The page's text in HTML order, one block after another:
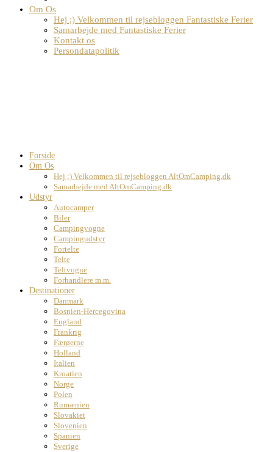
Om Os
Hej ;) Velkommen til rejsebloggen Fantastiske Ferier
Samarbejde med Fantastiske Ferier
Kontakt os
Persondatapolitik
Forside
Om Os
Hej ;) Velkommen til rejsebloggen AltOmCamping.dk
Samarbejde med AltOmCamping.dk
Udstyr
Autocamper
Biler
Campingvogne
Campingudstyr
Fortelte
Telte
Teltvogne
Forhandlere m.m.
Destinationer
Danmark
Bosnien-Hercegovina
England
Frankrig
Færøerne
Holland
Italien
Kroatien
Norge
Polen
Rumænien
Slovakiet
Slovenien
Spanien
Sverige